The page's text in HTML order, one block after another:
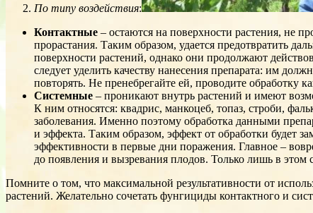
По типу воздействия:
Контактные – остаются на поверхности растения, не
прорастания. Таким образом, удается предотвратить
поверхности растений, однако они продолжают
следует уделить качеству нанесения препарата: им
повторять. Не пренебрегайте ей, проводите обработку
Системные– проникают внутрь растений и имеют
К ним относятся: квадрис, манкоцеб, топаз, строби,
заболевания. Именно поэтому обработка данными
и эффекта. Таким образом, эффект от обработки будет
эффективности в первые дни поражения. Главное –
до появления и вызревания плодов. Только лишь в этом
Помните о том, что максимальной результативности от
растений. Желательно сочетать фунгициды контактного и